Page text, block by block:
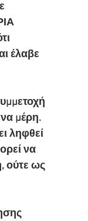
έλαβε
μέρη.
ληφθεί
να
ούτε ως